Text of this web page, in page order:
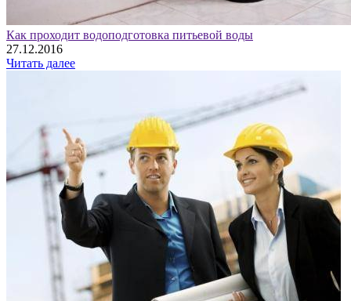
Как проходит водоподготовка питьевой воды
27.12.2016
Читать далее